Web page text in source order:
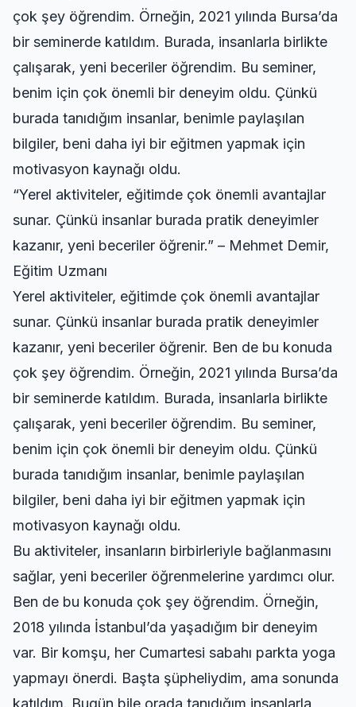
çok şey öğrendim. Örneğin, 2021 yılında Bursa’da
bir seminerde katıldım. Burada, insanlarla birlikte
çalışarak, yeni beceriler öğrendim. Bu seminer,
benim için çok önemli bir deneyim oldu. Çünkü
burada tanıdığım insanlar, benimle paylaşılan
bilgiler, beni daha iyi bir eğitmen yapmak için
motivasyon kaynağı oldu.
“Yerel aktiviteler, eğitimde çok önemli avantajlar
sunar. Çünkü insanlar burada pratik deneyimler
kazanır, yeni beceriler öğrenir.” – Mehmet Demir,
Eğitim Uzmanı
Yerel aktiviteler, eğitimde çok önemli avantajlar
sunar. Çünkü insanlar burada pratik deneyimler
kazanır, yeni beceriler öğrenir. Ben de bu konuda
çok şey öğrendim. Örneğin, 2021 yılında Bursa’da
bir seminerde katıldım. Burada, insanlarla birlikte
çalışarak, yeni beceriler öğrendim. Bu seminer,
benim için çok önemli bir deneyim oldu. Çünkü
burada tanıdığım insanlar, benimle paylaşılan
bilgiler, beni daha iyi bir eğitmen yapmak için
motivasyon kaynağı oldu.
Bu aktiviteler, insanların birbirleriyle bağlanmasını
sağlar, yeni beceriler öğrenmelerine yardımcı olur.
Ben de bu konuda çok şey öğrendim. Örneğin,
2018 yılında İstanbul’da yaşadığım bir deneyim
var. Bir komşu, her Cumartesi sabahı parkta yoga
yapmayı önerdi. Başta şüpheliydim, ama sonunda
katıldım. Bugün bile orada tanıdığım insanlarla